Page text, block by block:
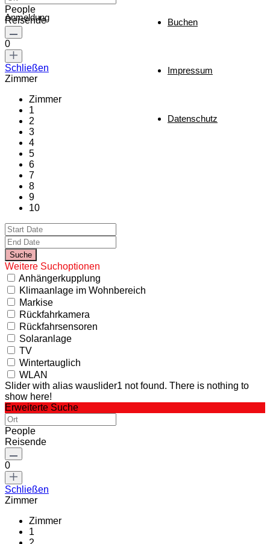
Buchen
Impressum
Datenschutz
Anmeldung
People
Reisende
0
Schließen
Zimmer
Zimmer
1
2
3
4
5
6
7
8
9
10
Weitere Suchoptionen
Anhängerkupplung
Klimaanlage im Wohnbereich
Markise
Rückfahrkamera
Rückfahrsensoren
Solaranlage
TV
Wintertauglich
WLAN
Slider with alias wauslider1 not found. There is nothing to
show here!
Erweiterte Suche
People
Reisende
0
Schließen
Zimmer
Zimmer
1